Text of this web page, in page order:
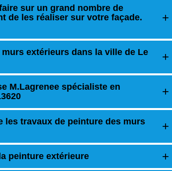
sur un grand nombre de
de les réaliser sur votre façade.
extérieurs dans la ville de Le
M.Lagrenee spécialiste en
les travaux de peinture des murs
peinture extérieure